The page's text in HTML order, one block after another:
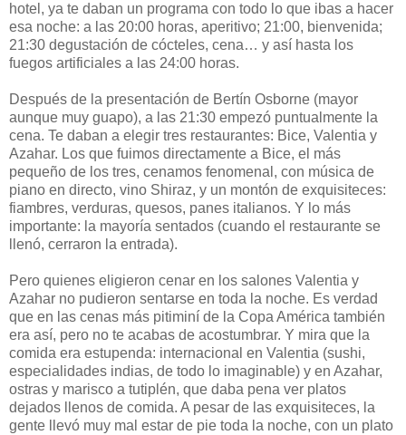
hotel, ya te daban un programa con todo lo que ibas a hacer
esa noche: a las 20:00 horas, aperitivo; 21:00, bienvenida;
21:30 degustación de cócteles, cena… y así hasta los
fuegos artificiales a las 24:00 horas.
Después de la presentación de Bertín Osborne (mayor
aunque muy guapo), a las 21:30 empezó puntualmente la
cena. Te daban a elegir tres restaurantes: Bice, Valentia y
Azahar. Los que fuimos directamente a Bice, el más
pequeño de los tres, cenamos fenomenal, con música de
piano en directo, vino Shiraz, y un montón de exquisiteces:
fiambres, verduras, quesos, panes italianos. Y lo más
importante: la mayoría sentados (cuando el restaurante se
llenó, cerraron la entrada).
Pero quienes eligieron cenar en los salones Valentia y
Azahar no pudieron sentarse en toda la noche. Es verdad
que en las cenas más pitiminí de la Copa América también
era así, pero no te acabas de acostumbrar. Y mira que la
comida era estupenda: internacional en Valentia (sushi,
especialidades indias, de todo lo imaginable) y en Azahar,
ostras y marisco a tutiplén, que daba pena ver platos
dejados llenos de comida. A pesar de las exquisiteces, la
gente llevó muy mal estar de pie toda la noche, con un plato